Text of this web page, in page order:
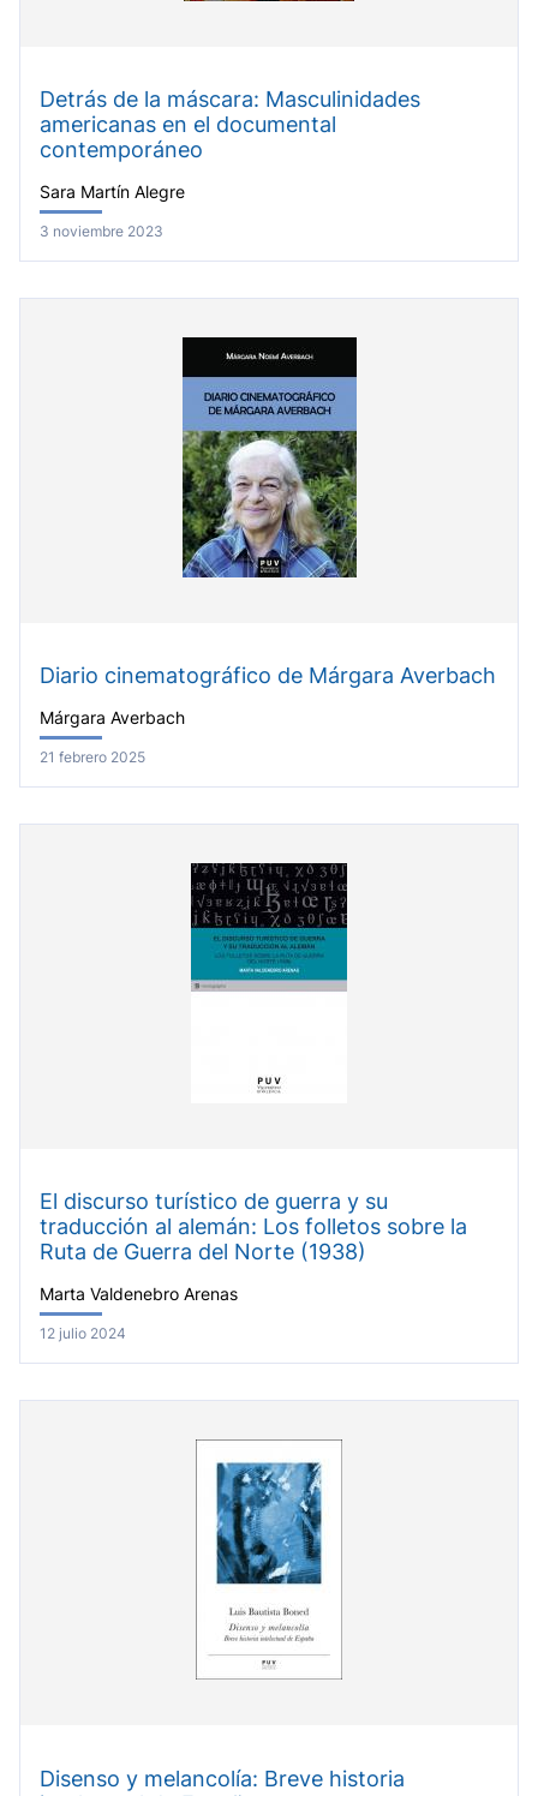
Detrás de la máscara: Masculinidades
americanas en el documental
contemporáneo
Sara Martín Alegre
3 noviembre 2023
Diario cinematográfico de Márgara Averbach
Márgara Averbach
21 febrero 2025
El discurso turístico de guerra y su
traducción al alemán: Los folletos sobre la
Ruta de Guerra del Norte (1938)
Marta Valdenebro Arenas
12 julio 2024
Disenso y melancolía: Breve historia